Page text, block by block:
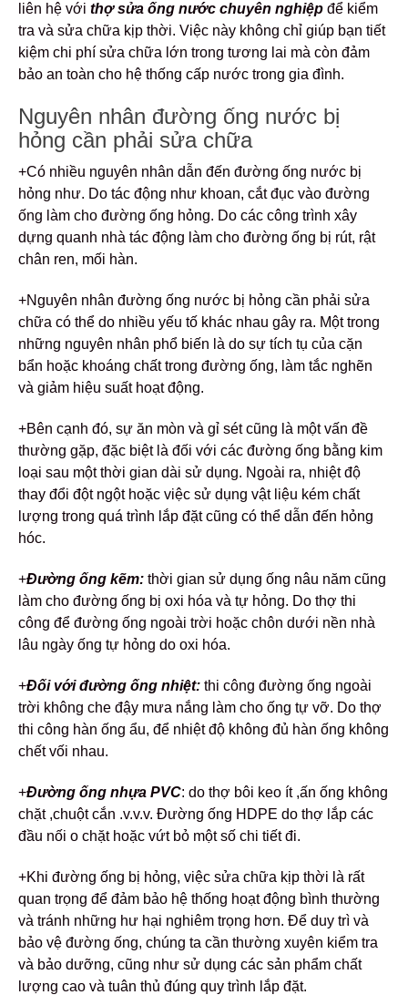
liên hệ với thợ sửa ống nước chuyên nghiệp để kiểm
tra và sửa chữa kịp thời. Việc này không chỉ giúp bạn tiết
kiệm chi phí sửa chữa lớn trong tương lai mà còn đảm
bảo an toàn cho hệ thống cấp nước trong gia đình.
Nguyên nhân đường ống nước bị
hỏng cần phải sửa chữa
+Có nhiều nguyên nhân dẫn đến đường ống nước bị
hỏng như. Do tác động như khoan, cắt đục vào đường
ống làm cho đường ống hỏng. Do các công trình xây
dựng quanh nhà tác động làm cho đường ống bị rút, rật
chân ren, mối hàn.
+Nguyên nhân đường ống nước bị hỏng cần phải sửa
chữa có thể do nhiều yếu tố khác nhau gây ra. Một trong
những nguyên nhân phổ biến là do sự tích tụ của cặn
bẩn hoặc khoáng chất trong đường ống, làm tắc nghẽn
và giảm hiệu suất hoạt động.
+Bên cạnh đó, sự ăn mòn và gỉ sét cũng là một vấn đề
thường gặp, đặc biệt là đối với các đường ống bằng kim
loại sau một thời gian dài sử dụng. Ngoài ra, nhiệt độ
thay đổi đột ngột hoặc việc sử dụng vật liệu kém chất
lượng trong quá trình lắp đặt cũng có thể dẫn đến hỏng
hóc.
+Đường ống kẽm: thời gian sử dụng ống nâu năm cũng
làm cho đường ống bị oxi hóa và tự hỏng. Do thợ thi
công để đường ống ngoài trời hoặc chôn dưới nền nhà
lâu ngày ống tự hỏng do oxi hóa.
+Đối với đường ống nhiệt: thi công đường ống ngoài
trời không che đậy mưa nắng làm cho ống tự vỡ. Do thợ
thi công hàn ống ẩu, để nhiệt độ không đủ hàn ống không
chết vối nhau.
+Đường ống nhựa PVC: do thợ bôi keo ít ,ấn ống không
chặt ,chuột cắn .v.v.v. Đường ống HDPE do thợ lắp các
đầu nối o chặt hoặc vứt bỏ một số chi tiết đi.
+Khi đường ống bị hỏng, việc sửa chữa kịp thời là rất
quan trọng để đảm bảo hệ thống hoạt động bình thường
và tránh những hư hại nghiêm trọng hơn. Để duy trì và
bảo vệ đường ống, chúng ta cần thường xuyên kiểm tra
và bảo dưỡng, cũng như sử dụng các sản phẩm chất
lượng cao và tuân thủ đúng quy trình lắp đặt.